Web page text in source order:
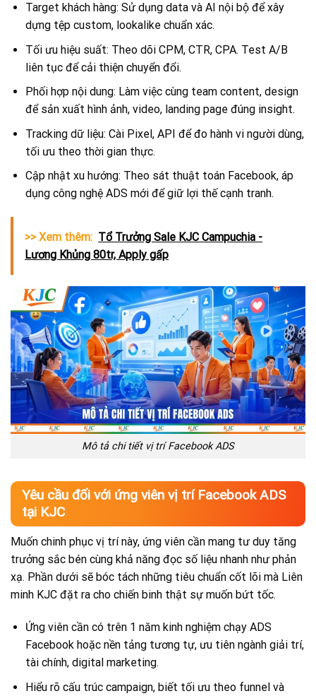
Target khách hàng: Sử dụng data và AI nội bộ để xây
dựng tệp custom, lookalike chuẩn xác.
Tối ưu hiệu suất: Theo dõi CPM, CTR, CPA. Test A/B
liên tục để cải thiện chuyển đổi.
Phối hợp nội dung: Làm việc cùng team content, design
để sản xuất hình ảnh, video, landing page đúng insight.
Tracking dữ liệu: Cài Pixel, API để đo hành vi người dùng,
tối ưu theo thời gian thực.
Cập nhật xu hướng: Theo sát thuật toán Facebook, áp
dụng công nghệ ADS mới để giữ lợi thế cạnh tranh.
>> Xem thêm: Tổ Trưởng Sale KJC Campuchia -
Lương Khủng 80tr, Apply gấp
Mô tả chi tiết vị trí Facebook ADS
Yêu cầu đối với ứng viên vị trí Facebook ADS
tại KJC
Muốn chinh phục vị trí này, ứng viên cần mang tư duy tăng
trưởng sắc bén cùng khả năng đọc số liệu nhanh như phản
xạ. Phần dưới sẽ bóc tách những tiêu chuẩn cốt lõi mà Liên
minh KJC đặt ra cho chiến binh thật sự muốn bứt tốc.
Ứng viên cần có trên 1 năm kinh nghiệm chạy ADS
Facebook hoặc nền tảng tương tự, ưu tiên ngành giải trí,
tài chính, digital marketing.
Hiểu rõ cấu trúc campaign, biết tối ưu theo funnel và